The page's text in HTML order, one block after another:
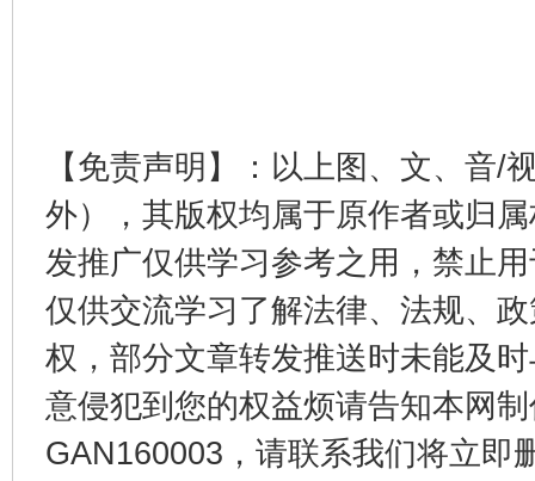
【免责声明】：以上图、文、音/
外），其版权均属于原作者或归
发推广仅供学习参考之用，禁止
仅供交流学习了解法律、法规、
权，部分文章转发推送时未能及
意侵犯到您的权益烦请告知本网
GAN160003，请联系我们将立即